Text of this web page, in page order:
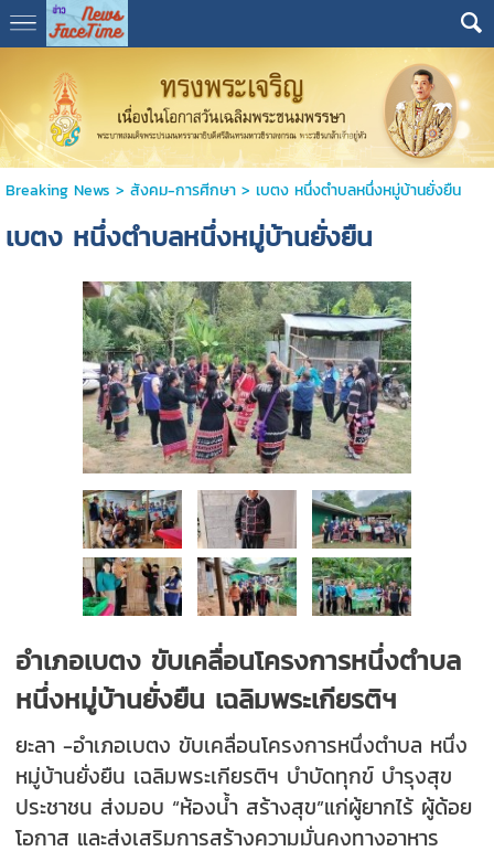
Breaking News > สังคม-การศีกษา> เบตง หนึ่งตำบลหนึ่งหมู่บ้านยั่งยืน
เบตง หนึ่งตำบลหนึ่งหมู่บ้านยั่งยืน
อำเภอเบตง ขับเคลื่อนโครงการหนึ่งตำบล
หนึ่งหมู่บ้านยั่งยืน เฉลิมพระเกียรติฯ
ยะลา -อำเภอเบตง ขับเคลื่อนโครงการหนึ่งตำบล หนึ่ง
หมู่บ้านยั่งยืน เฉลิมพระเกียรติฯ บำบัดทุกข์ บำรุงสุข
ประชาชน ส่งมอบ “ห้องน้ำ สร้างสุข”แก่ผู้ยากไร้ ผู้ด้อย
โอกาส และส่งเสริมการสร้างความมั่นคงทางอาหาร